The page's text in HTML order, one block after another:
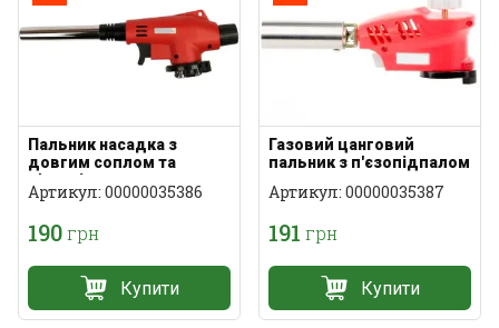
Пальник насадка з
довгим соплом та
п'єзопідпалом
Артикул: 00000035386
190грн
Купити
Газовий цанговий
пальник з п'єзопідпалом
Артикул: 00000035387
191 грн
Купити